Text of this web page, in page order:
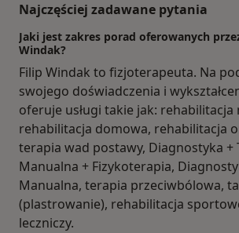
Najczęściej zadawane pytania
Jaki jest zakres porad oferowanych
Windak?
Filip Windak to fizjoterapeuta. Na
swojego doświadczenia i
oferuje usługi takie jak:
rehabilitacja domowa, rehabilitacja
terapia wad postawy, Diagnostyka +
Manualna + Fizykoterapia,
Manualna, terapia przeciwbólowa,
(plastrowanie), rehabilitacja
leczniczy.